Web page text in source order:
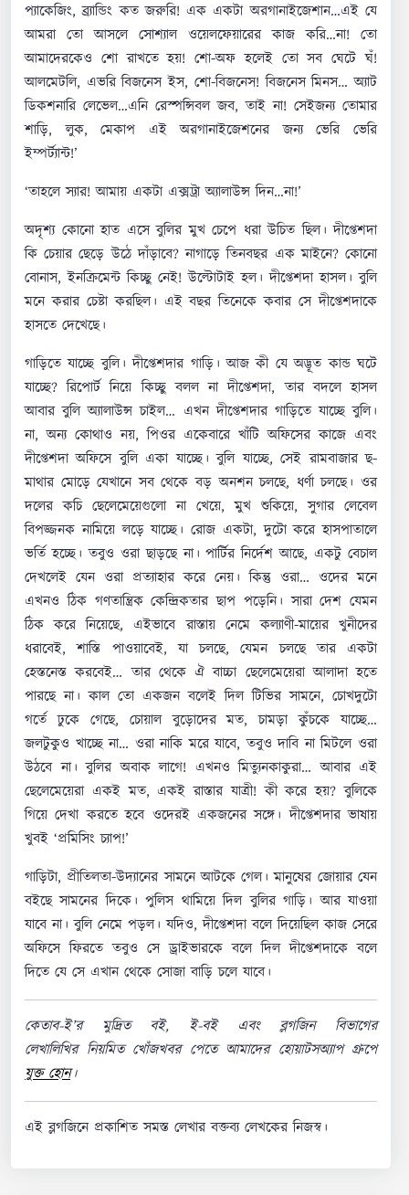
প্যাকেজিং, ব্র্যান্ডিং কত জরুরি! এক একটা অরগানাইজেশান…এই যে
আমরা তো আসলে সোশ্যাল ওয়েলফেয়ারের কাজ করি…না! তো
আমাদেরকেও শো রাখতে হয়! শো-অফ হলেই তো সব ঘেটে ঘঁ!
আলমেটলি, এভরি বিজনেস ইস, শো-বিজনেস! বিজনেস মিনস… অ্যাট
ডিকশনারি লেভেল…এনি রেস্পন্সিবল জব, তাই না! সেইজন্য তোমার
শাড়ি, লুক, মেকাপ এই অরগানাইজেশনের জন্য ভেরি ভেরি
ইম্পর্ট্যান্ট!’
‘তাহলে স্যার! আমায় একটা এক্সট্রা অ্যালাউন্স দিন…না!’
অদৃশ্য কোনো হাত এসে বুলির মুখ চেপে ধরা উচিত ছিল। দীপ্তেশদা
কি চেয়ার ছেড়ে উঠে দাঁড়াবে? নাগাড়ে তিনবছর এক মাইনে? কোনো
বোনাস, ইনক্রিমেন্ট কিচ্ছু নেই! উল্টোটাই হল। দীপ্তেশদা হাসল। বুলি
মনে করার চেষ্টা করছিল। এই বছর তিনেকে কবার সে দীপ্তেশদাকে
হাসতে দেখেছে।
গাড়িতে যাচ্ছে বুলি। দীপ্তেশদার গাড়ি। আজ কী যে অদ্ভূত কান্ড ঘটে
যাচ্ছে? রিপোর্ট নিয়ে কিচ্ছু বলল না দীপ্তেশদা, তার বদলে হাসল
আবার বুলি অ্যালাউন্স চাইল… এখন দীপ্তেশদার গাড়িতে যাচ্ছে বুলি।
না, অন্য কোথাও নয়, পিওর একেবারে খাঁটি অফিসের কাজে এবং
দীপ্তেশদা অফিসে বুলি একা যাচ্ছে। বুলি যাচ্ছে, সেই রামবাজার ছ-
মাথার মোড়ে যেখানে সব থেকে বড় অনশন চলছে, ধর্ণা চলছে। ওর
দলের কচি ছেলেমেয়েগুলো না খেয়ে, মুখ শুকিয়ে, সুগার লেবেল
বিপজ্জনক নামিয়ে লড়ে যাচ্ছে। রোজ একটা, দুটো করে হাসপাতালে
ভর্তি হচ্ছে। তবুও ওরা ছাড়ছে না। পার্টির নির্দেশ আছে, একটু বেচাল
দেখলেই যেন ওরা প্রত্যাহার করে নেয়। কিন্তু ওরা… ওদের মনে
এখনও ঠিক গণতান্ত্রিক কেন্দ্রিকতার ছাপ পড়েনি। সারা দেশ যেমন
ঠিক করে নিয়েছে, এইভাবে রাস্তায় নেমে কল্যাণী-মায়ের খুনীদের
ধরাবেই, শাস্তি পাওয়াবেই, যা চলছে, যেমন চলছে তার একটা
হেস্তনেস্ত করবেই… তার থেকে ঐ বাচ্চা ছেলেমেয়েরা আলাদা হতে
পারছে না। কাল তো একজন বলেই দিল টিভির সামনে, চোখদুটো
গর্তে ঢুকে গেছে, চোয়াল বুড়োদের মত, চামড়া কুঁচকে যাচ্ছে…
জলটুকুও খাচ্ছে না… ওরা নাকি মরে যাবে, তবুও দাবি না মিটলে ওরা
উঠবে না। বুলির অবাক লাগে! এখনও মিত্যুনকাকুরা… আবার এই
ছেলেমেয়েরা একই মত, একই রাস্তার যাত্রী! কী করে হয়? বুলিকে
গিয়ে দেখা করতে হবে ওদেরই একজনের সঙ্গে। দীপ্তেশদার ভাষায়
খুবই ‘প্রমিসিং চ্যাপ!’
গাড়িটা, প্রীতিলতা-উদ্যানের সামনে আটকে গেল। মানুষের জোয়ার যেন
বইছে সামনের দিকে। পুলিস থামিয়ে দিল বুলির গাড়ি। আর যাওয়া
যাবে না। বুলি নেমে পড়ল। যদিও, দীপ্তেশদা বলে দিয়েছিল কাজ সেরে
অফিসে ফিরতে তবুও সে ড্রাইভারকে বলে দিল দীপ্তেশদাকে বলে
দিতে যে সে এখান থেকে সোজা বাড়ি চলে যাবে।
কেতাব-ই’র মুদ্রিত বই, ই-বই এবং ব্লগজিন বিভাগের
লেখালিখির নিয়মিত খোঁজখবর পেতে আমাদের হোয়াটসঅ্যাপ গ্রুপে
যুক্ত হোন।
এই ব্লগজিনে প্রকাশিত সমস্ত লেখার বক্তব্য লেখকের নিজস্ব।